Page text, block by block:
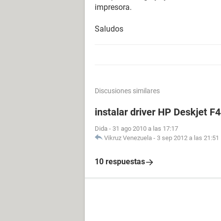
impresora.
Saludos
Discusiones similares
instalar driver HP Deskjet
Dida - 31 ago 2010 a las 17:17
Vikruz Venezuela - 3 sep 2012 a las 21:51
10 respuestas